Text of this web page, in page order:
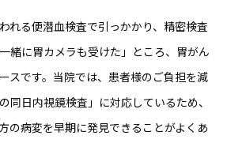
れる便潜血検査で引っかかり、精密検査
緒に胃カメラも受けた」ところ、胃がん
スです。当院では、患者様のご負担を減
同日内視鏡検査」に対応しているため、
の病変を早期に発見できることがよくあ